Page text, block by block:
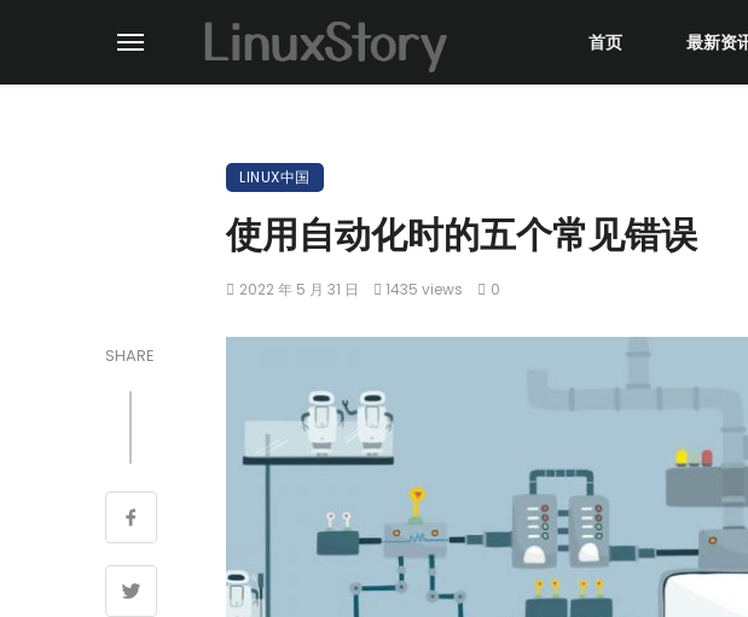
首页 最新资
LINUX中国
使用自动化时的五个常见错误
2022 年 5 月 31 日 1435 views 0
SHARE